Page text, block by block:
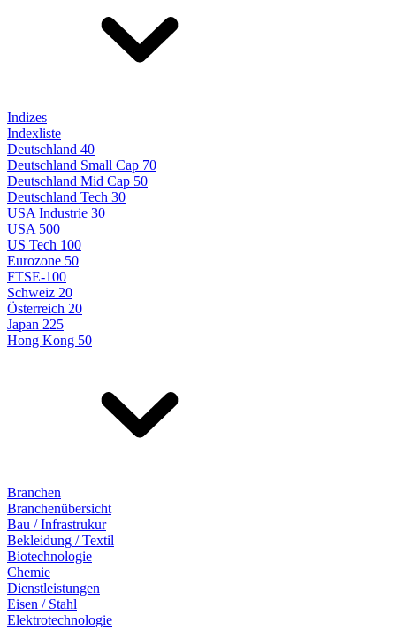
Indizes
Indexliste
Deutschland 40
Deutschland Small Cap 70
Deutschland Mid Cap 50
Deutschland Tech 30
USA Industrie 30
USA 500
US Tech 100
Eurozone 50
FTSE-100
Schweiz 20
Österreich 20
Japan 225
Hong Kong 50
Branchen
Branchenübersicht
Bau / Infrastrukur
Bekleidung / Textil
Biotechnologie
Chemie
Dienstleistungen
Eisen / Stahl
Elektrotechnologie